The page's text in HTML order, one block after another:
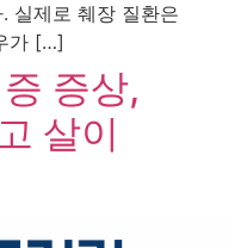
실제로 췌장 질환은
가 […]
증상,
살이